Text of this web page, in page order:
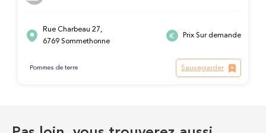
Rue Charbeau 27,
6769 Sommethonne
Prix Sur demande
Pommes de terre Sauvegarder